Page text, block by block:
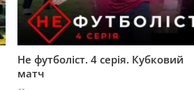
Не футболіст. 4 серія. Кубковий
матч